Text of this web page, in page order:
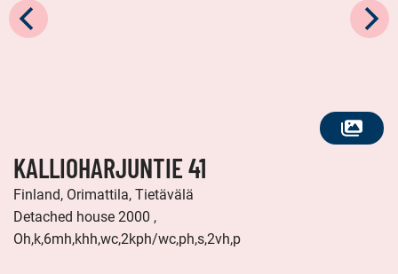
SEE
KALLIOHARJUNTIE 41
Finland, Orimattila, Tietävälä
Detached house 2000 ,
Oh,k,6mh,khh,wc,2kph/wc,ph,s,2vh,p